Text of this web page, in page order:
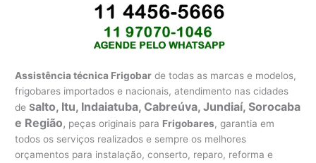
Assistência técnica Frigobar de todas as marcas e modelos,
frigobares importados e nacionais, atendimento nas cidades
deSalto, Itu, Indaiatuba, Cabreúva, Jundiaí, Sorocaba
e Região, peças originais para Frigobares, garantia em
todos os serviços realizados e sempre os melhores
orçamentos para instalação, conserto, reparo, reforma e